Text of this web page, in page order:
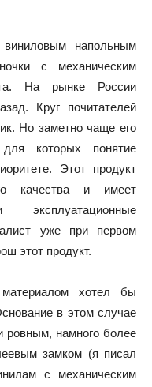
напольным
с механическим
На рынке России
Круг почитателей
Но заметно чаще его
которых понятие
Этот продукт
качества и имеет
уже при первом
этот продукт.
хотел бы
в этом случае
намного более
замком (я писал
с механическим